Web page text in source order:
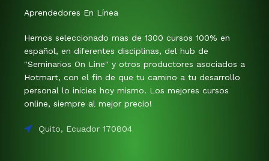
Aprendedores En Línea
Hemos seleccionado mas de 1300 cursos 100% en
español, en diferentes disciplinas, del hub de
"Seminarios On Line" y otros productores asociados a
Hotmart, con el fin de que tu camino a tu desarrollo
personal lo inicies hoy mismo. Los mejores cursos
online, siempre al mejor precio!
Quito, Ecuador 170804